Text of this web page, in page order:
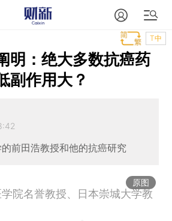
T中
明：绝大多数抗癌药
副作用大？
前田浩教授和他的抗癌研究
原图
院名誉教授、日本崇城大学教